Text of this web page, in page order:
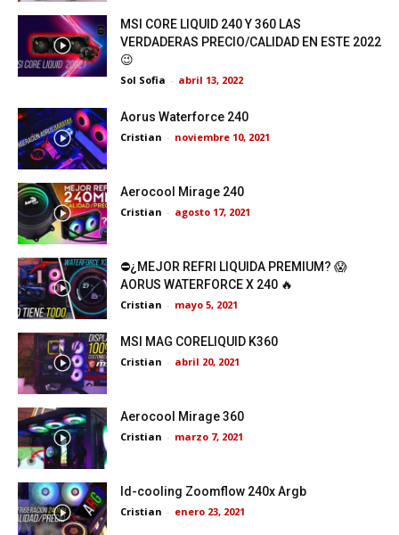
MSI CORE LIQUID 240 Y 360 LAS
VERDADERAS PRECIO/CALIDAD EN ESTE 2022
😉
Sol Sofia - abril 13, 2022
Aorus Waterforce 240
Cristian - noviembre 10, 2021
Aerocool Mirage 240
Cristian - agosto 17, 2021
⛔¿MEJOR REFRI LIQUIDA PREMIUM? 😱
AORUS WATERFORCE X 240 🔥
Cristian - mayo 5, 2021
MSI MAG CORELIQUID K360
Cristian - abril 20, 2021
Aerocool Mirage 360
Cristian - marzo 7, 2021
Id-cooling Zoomflow 240x Argb
Cristian - enero 23, 2021